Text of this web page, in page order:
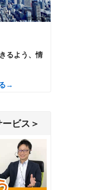
るよう、情
→
ビス＞